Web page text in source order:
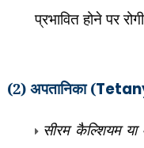
प्रभावित होने पर
(2) अपतानिका (
सीरम कैल्शियम